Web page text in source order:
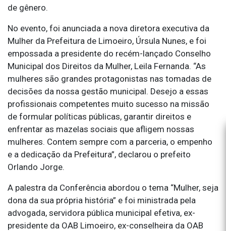
de gênero.
No evento, foi anunciada a nova diretora executiva da
Mulher da Prefeitura de Limoeiro, Úrsula Nunes, e foi
empossada a presidente do recém-lançado Conselho
Municipal dos Direitos da Mulher, Leila Fernanda. “As
mulheres são grandes protagonistas nas tomadas de
decisões da nossa gestão municipal. Desejo a essas
profissionais competentes muito sucesso na missão
de formular políticas públicas, garantir direitos e
enfrentar as mazelas sociais que afligem nossas
mulheres. Contem sempre com a parceria, o empenho
e a dedicação da Prefeitura”, declarou o prefeito
Orlando Jorge.
A palestra da Conferência abordou o tema “Mulher, seja
dona da sua própria história” e foi ministrada pela
advogada, servidora pública municipal efetiva, ex-
presidente da OAB Limoeiro, ex-conselheira da OAB